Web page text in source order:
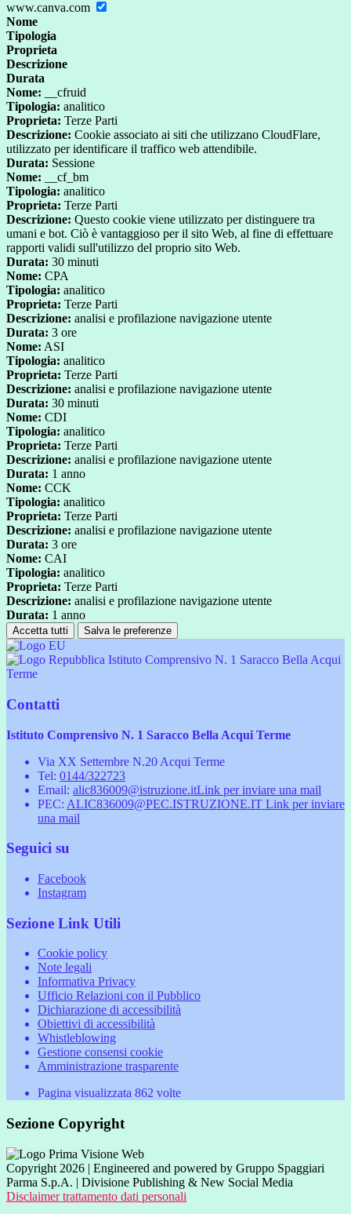
www.canva.com
Nome
Tipologia
Proprieta
Descrizione
Durata
Nome: __cfruid
Tipologia: analitico
Proprieta: Terze Parti
Descrizione: Cookie associato ai siti che utilizzano CloudFlare,
utilizzato per identificare il traffico web attendibile.
Durata: Sessione
Nome: __cf_bm
Tipologia: analitico
Proprieta: Terze Parti
Descrizione: Questo cookie viene utilizzato per distinguere tra
umani e bot. Ciò è vantaggioso per il sito Web, al fine di effettuare
rapporti validi sull'utilizzo del proprio sito Web.
Durata: 30 minuti
Nome: CPA
Tipologia: analitico
Proprieta: Terze Parti
Descrizione: analisi e profilazione navigazione utente
Durata: 3 ore
Nome: ASI
Tipologia: analitico
Proprieta: Terze Parti
Descrizione: analisi e profilazione navigazione utente
Durata: 30 minuti
Nome: CDI
Tipologia: analitico
Proprieta: Terze Parti
Descrizione: analisi e profilazione navigazione utente
Durata: 1 anno
Nome: CCK
Tipologia: analitico
Proprieta: Terze Parti
Descrizione: analisi e profilazione navigazione utente
Durata: 3 ore
Nome: CAI
Tipologia: analitico
Proprieta: Terze Parti
Descrizione: analisi e profilazione navigazione utente
Durata: 1 anno
Accetta tutti Salva le preferenze
Istituto Comprensivo N. 1 Saracco Bella Acqui
Terme
Contatti
Istituto Comprensivo N. 1 Saracco Bella Acqui Terme
Via XX Settembre N.20 Acqui Terme
Tel: 0144/322723
Email: alic836009@istruzione.itLink per inviare una mail
PEC: ALIC836009@PEC.ISTRUZIONE.IT Link per inviare
una mail
Seguici su
Facebook
Instagram
Sezione Link Utili
Cookie policy
Note legali
Informativa Privacy
Ufficio Relazioni con il Pubblico
Dichiarazione di accessibilità
Obiettivi di accessibilità
Whistleblowing
Gestione consensi cookie
Amministrazione trasparente
Pagina visualizzata 862 volte
Sezione Copyright
Copyright 2026 | Engineered and powered by Gruppo Spaggiari
Parma S.p.A. | Divisione Publishing & New Social Media
Disclaimer trattamento dati personali